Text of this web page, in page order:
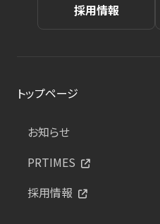
採用情報
トップページ
お知らせ
PRTIMES
採用情報